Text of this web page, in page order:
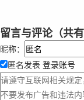
留言与评论（共有
昵称：
匿名发表 登录账号